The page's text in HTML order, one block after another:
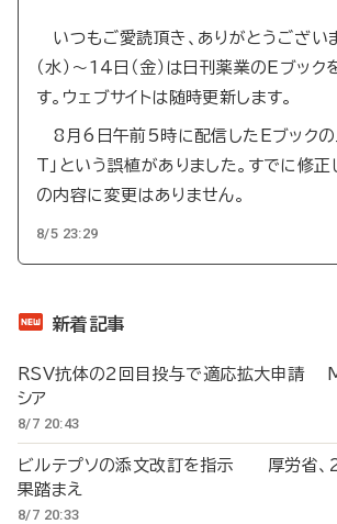
いつもご愛読頂き、ありがとうござい
（水）～14日（金）は日刊薬業のEブック
す。ウェブサイトは随時更新します。
8月6日午前5時に配信したEブックの
T」という誤植がありました。すでに修正
の内容に変更はありません。
8/5 23:29
新着記事
RSV抗体の2回目投与で適応拡大申請
シア
8/7 20:43
ビルテプソの添文改訂を指示 厚労省
果踏まえ
8/7 20:33